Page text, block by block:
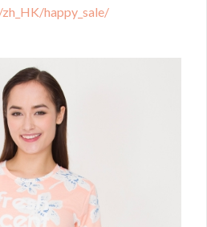
happy_sale/